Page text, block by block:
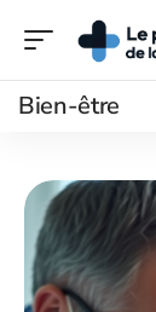
Bien-être